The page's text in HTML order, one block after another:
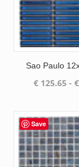
Sao Paulo
€125.65 - €
Save